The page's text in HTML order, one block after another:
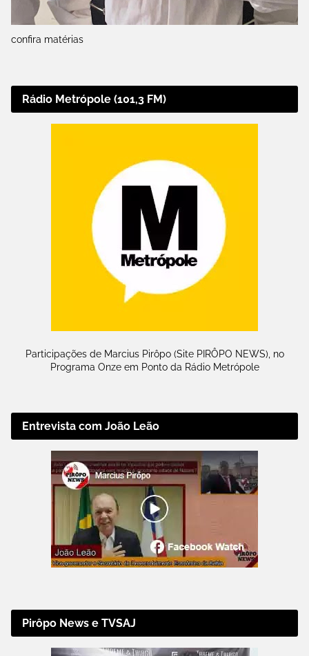
confira matérias
Rádio Metrópole (101,3 FM)
Participações de Marcius Pirôpo (Site PIRÔPO NEWS), no
Programa Onze em Ponto da Rádio Metrópole
Entrevista com João Leão
Pirôpo News e TVSAJ